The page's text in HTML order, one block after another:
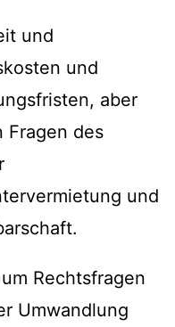
und
und
aber
Fragen des
und
Rechtsfragen
Umwandlung